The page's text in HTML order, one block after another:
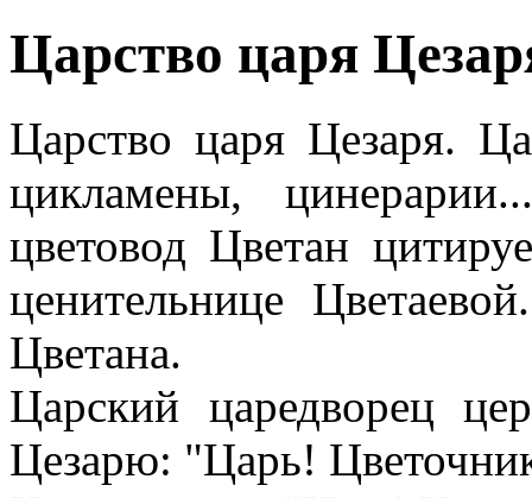
Царство царя
Царство царя Цезаря.
цикламены,
цветовод Цветан
ценительнице
Цветана.
Царский царедворец
Цезарю: "Царь!